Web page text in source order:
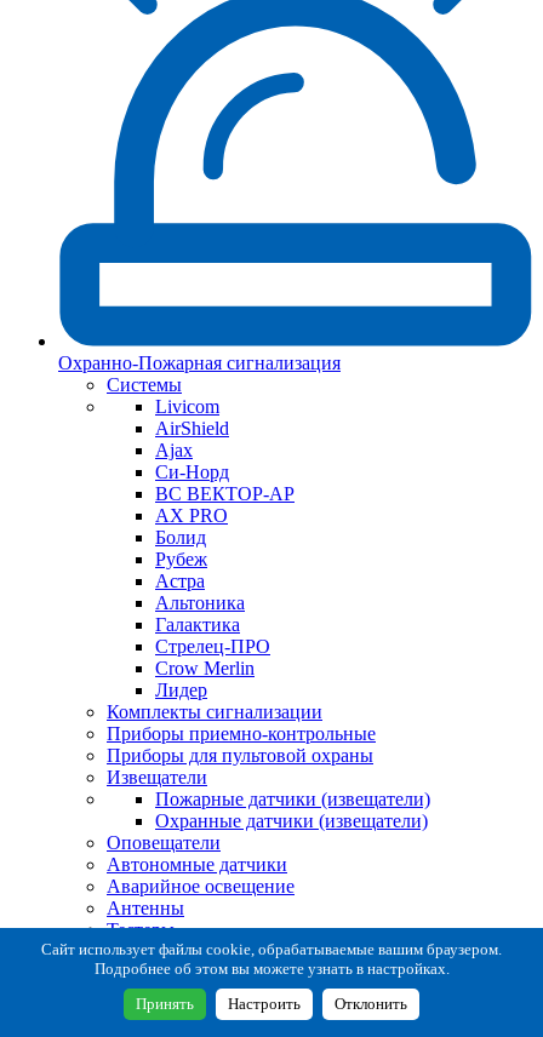
Охранно-Пожарная сигнализация
Системы
Livicom
AirShield
Ajax
Си-Норд
ВС ВЕКТОР-АР
AX PRO
Болид
Рубеж
Астра
Альтоника
Галактика
Стрелец-ПРО
Crow Merlin
Лидер
Комплекты сигнализации
Приборы приемно-контрольные
Приборы для пультовой охраны
Извещатели
Пожарные датчики (извещатели)
Охранные датчики (извещатели)
Оповещатели
Автономные датчики
Аварийное освещение
Антенны
Тестеры
Система сбора извещений
Расходные и монтажные материалы
Коробки коммутационные
Кронштейны для извещателей
Сайт использует файлы cookie, обрабатываемые вашим браузером.
Подробнее об этом вы можете узнать в настройках.
Принять Настроить Отклонить